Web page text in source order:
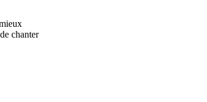
chanter